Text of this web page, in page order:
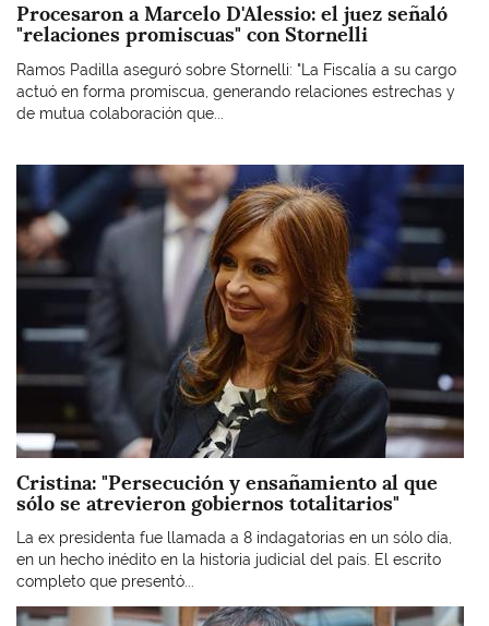
Procesaron a Marcelo D'Alessio: el juez señaló
"relaciones promiscuas" con Stornelli
Ramos Padilla aseguró sobre Stornelli: "La Fiscalía a su cargo
actuó en forma promiscua, generando relaciones estrechas y
de mutua colaboración que...
Cristina: "Persecución y ensañamiento al que
sólo se atrevieron gobiernos totalitarios"
La ex presidenta fue llamada a 8 indagatorias en un sólo día,
en un hecho inédito en la historia judicial del país. El escrito
completo que presentó...
Imagen